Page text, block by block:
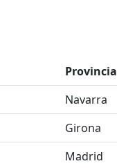
Provincia
Navarra
Girona
Madrid